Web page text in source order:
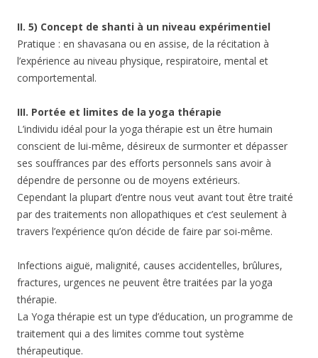
II. 5) Concept de shanti à un niveau expérimentiel
Pratique : en shavasana ou en assise, de la récitation à
l’expérience au niveau physique, respiratoire, mental et
comportemental.
III. Portée et limites de la yoga thérapie
L’individu idéal pour la yoga thérapie est un être humain
conscient de lui-même, désireux de surmonter et dépasser
ses souffrances par des efforts personnels sans avoir à
dépendre de personne ou de moyens extérieurs.
Cependant la plupart d’entre nous veut avant tout être traité
par des traitements non allopathiques et c’est seulement à
travers l’expérience qu’on décide de faire par soi-même.
Infections aiguë, malignité, causes accidentelles, brûlures,
fractures, urgences ne peuvent être traitées par la yoga
thérapie.
La Yoga thérapie est un type d’éducation, un programme de
traitement qui a des limites comme tout système
thérapeutique.